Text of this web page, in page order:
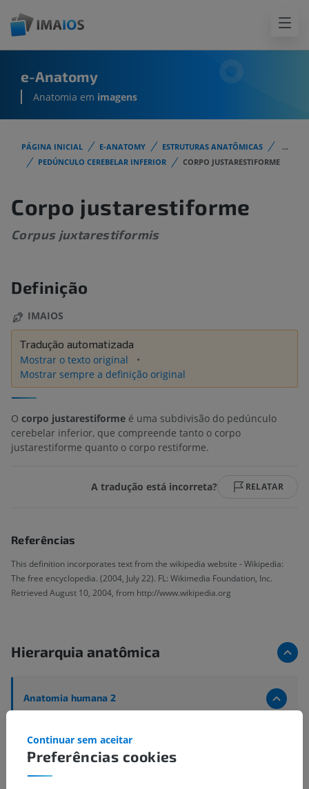
e-Anatomy
Anatomia em imagens
PÁGINA INICIAL E-ANATOMY ESTRUTURAS ANATÔMICAS
...
PEDÚNCULO CEREBELAR INFERIOR
CORPO JUSTARESTIFORME
Corpo justarestiforme
Corpus juxtarestiformis
Definição
IMAIOS
Tradução automatizada
Mostrar o texto original
Mostrar sempre a definição original
O corpo justarestiforme é uma subdivisão do pedúnculo
cerebelar inferior, que compreende tanto o corpo
justarestiforme quanto o corpo restiforme.
A tradução está incorreta? RELATAR
Referências
This definition incorporates text from the wikipedia website - Wikipedia:
The free encyclopedia. (2004, July 22). FL: Wikimedia Foundation, Inc.
Retrieved August 10, 2004, from http://www.wikipedia.org
Hierarquia anatômica
Anatomia humana 2
Sistema nervoso> Sistema nervoso central
Encéfalo> Cerebelo> Pedúnculos cerebelares
Pedúnculo cerebelar inferior
>
Preferências cookies
Continuar sem aceitar